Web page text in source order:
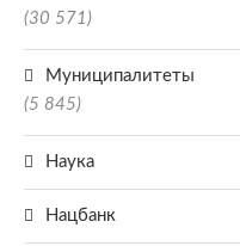
(30 571)
Муниципалитеты
(5 845)
Наука
Нацбанк